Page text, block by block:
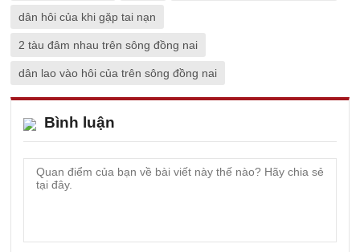
dân hôi của khi gặp tai nạn
2 tàu đâm nhau trên sông đồng nai
dân lao vào hôi của trên sông đồng nai
Bình luận